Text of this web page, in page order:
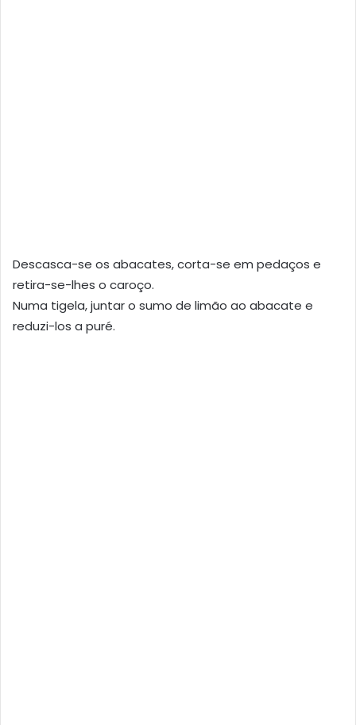
Descasca-se os abacates, corta-se em pedaços e
retira-se-lhes o caroço.
Numa tigela, juntar o sumo de limão ao abacate e
reduzi-los a puré.